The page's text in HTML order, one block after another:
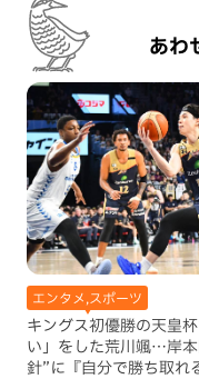
あわ
エンタメ,スポーツ
キングス初優勝の天皇
い」をした荒川颯…岸
針”に『自分で勝ち取れ